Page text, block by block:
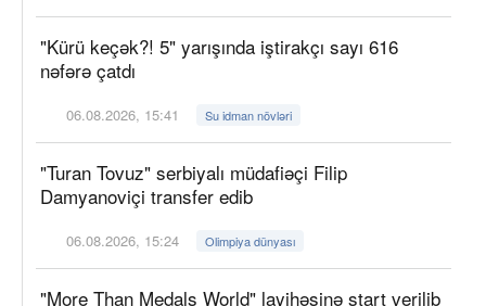
"Kürü keçək?! 5" yarışında iştirakçı sayı 616
nəfərə çatdı
06.08.2026, 15:41 Su idman növləri
"Turan Tovuz" serbiyalı müdafiəçi Filip
Damyanoviçi transfer edib
06.08.2026, 15:24 Olimpiya dünyası
"More Than Medals World" layihəsinə start verilib